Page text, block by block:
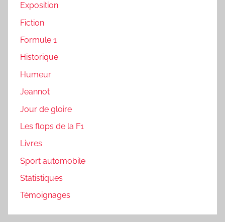
Exposition
Fiction
Formule 1
Historique
Humeur
Jeannot
Jour de gloire
Les flops de la F1
Livres
Sport automobile
Statistiques
Témoignages